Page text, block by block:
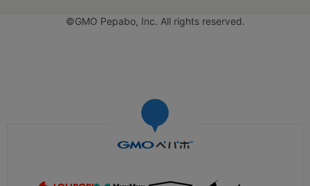
©GMO Pepabo, Inc. All rights reserved.